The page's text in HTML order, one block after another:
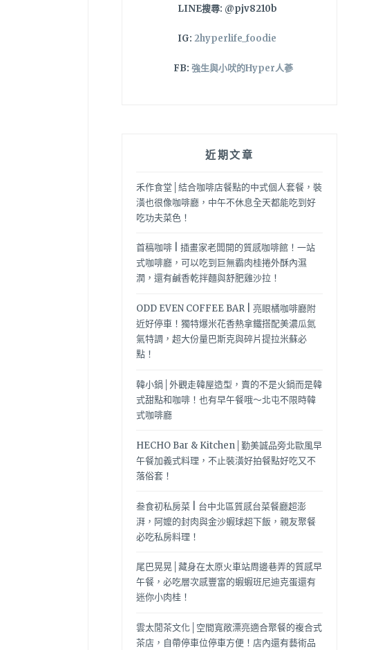
LINE搜尋: @pjv8210b
IG: 2hyperlife_foodie
FB: 強生與小吠的Hyper人蔘
近期文章
禾作食堂│結合咖啡店餐點的中式個人套餐，裝
潢也很像咖啡廳，中午不休息全天都能吃到好
吃功夫菜色！
首稿咖啡 | 插畫家老闆開的質感咖啡館！一站
式咖啡廳，可以吃到巨無霸肉桂捲外酥內濕
潤，還有鹹香乾拌麵與舒肥雞沙拉！
ODD EVEN COFFEE BAR | 亮眼橘咖啡廳附
近好停車！獨特爆米花香熱拿鐵搭配美濃瓜氮
氣特調，超大份量巴斯克與碎片提拉米蘇必
點！
韓小鍋│外觀走韓屋造型，賣的不是火鍋而是韓
式甜點和咖啡！也有早午餐哦～北屯不限時韓
式咖啡廳
HECHO Bar & Kitchen│勤美誠品旁北歐風早
午餐加義式料理，不止裝潢好拍餐點好吃又不
落俗套！
叁食初私房菜 | 台中北區質感台菜餐廳超澎
湃，阿嬤的封肉與金沙蝦球超下飯，親友聚餐
必吃私房料理！
尾巴晃晃│藏身在太原火車站周邊巷弄的質感早
午餐，必吃層次感豐富的蝦蝦班尼迪克蛋還有
迷你小肉桂！
雲太閒茶文化│空間寬敞漂亮適合聚餐的複合式
茶店，自帶停車位停車方便！店內還有藝術品